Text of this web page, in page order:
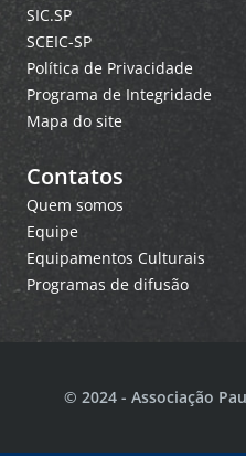
SIC.SP
SCEIC-SP
Política de Privacidade
Programa de Integridade
Mapa do site
Contatos
Quem somos
Equipe
Equipamentos Culturais
Programas de difusão
© 2024 - Associação